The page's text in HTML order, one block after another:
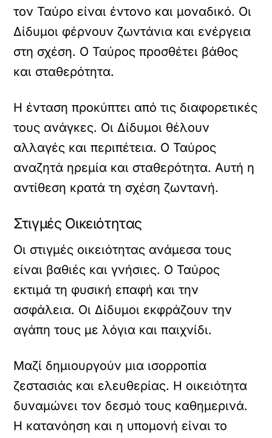
τον Ταύρο είναι έντονο και μοναδικό. Οι
Δίδυμοι φέρνουν ζωντάνια και ενέργεια
στη σχέση. Ο Ταύρος προσθέτει βάθος
και σταθερότητα.
Η ένταση προκύπτει από τις διαφορετικές
τους ανάγκες. Οι Δίδυμοι θέλουν
αλλαγές και περιπέτεια. Ο Ταύρος
αναζητά ηρεμία και σταθερότητα. Αυτή η
αντίθεση κρατά τη σχέση ζωντανή.
Στιγμές Οικειότητας
Οι στιγμές οικειότητας ανάμεσα τους
είναι βαθιές και γνήσιες. Ο Ταύρος
εκτιμά τη φυσική επαφή και την
ασφάλεια. Οι Δίδυμοι εκφράζουν την
αγάπη τους με λόγια και παιχνίδι.
Μαζί δημιουργούν μια ισορροπία
ζεστασιάς και ελευθερίας. Η οικειότητα
δυναμώνει τον δεσμό τους καθημερινά.
Η κατανόηση και η υπομονή είναι το